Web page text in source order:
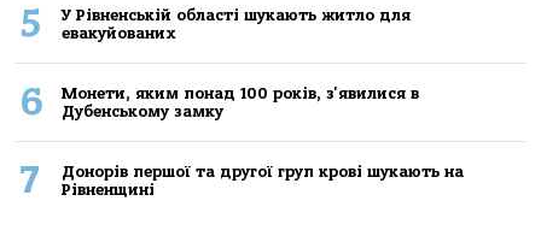
5
У Рівненській області шукають житло для
евакуйованих
6
Монети, яким понад 100 років, з'явилися в
Дубенському замку
7
Донорів першої та другої груп крові шукають на
Рівненщині